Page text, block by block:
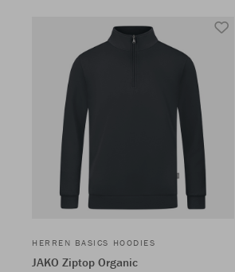
HERREN BASICS HOODIES
JAKO Ziptop Organic